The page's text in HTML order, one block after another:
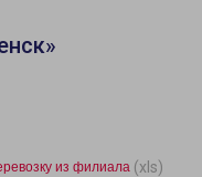
из филиала (xls)